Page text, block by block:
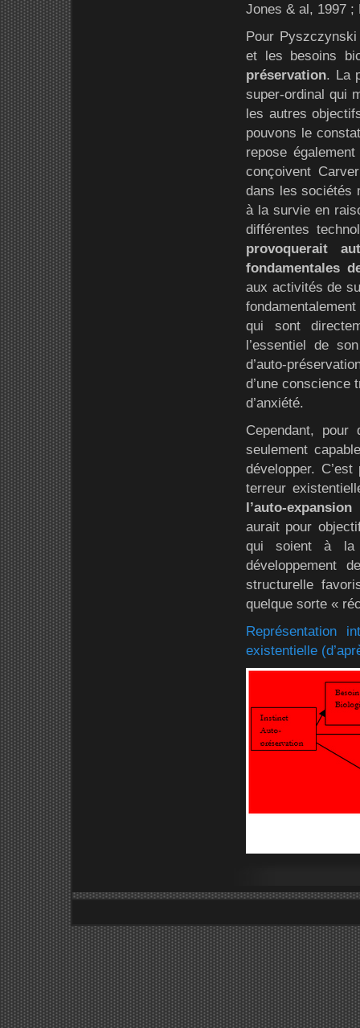
Jones & al, 1997
Pour
et les besoins
préservation. La
super-ordinal qui
les autres
pouvons le
repose
conçoivent
dans les sociétés
à la survie en
différentes
provoquerait
fondamentales
aux activités de
qui sont
l’essentiel de
d’auto-
d’une conscience
d’anxiété.
Cependant,
seulement
développer.
terreur
l’auto-expansion
aurait pour
qui soient à la
développement
structurelle
quelque sorte «
Représentation
existentielle